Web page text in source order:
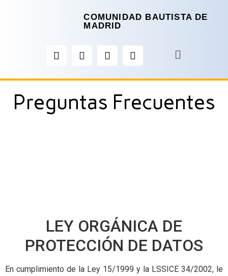
COMUNIDAD BAUTISTA DE
MADRID
Preguntas Frecuentes
LEY ORGÁNICA DE
PROTECCIÓN DE DATOS
En cumplimiento de la Ley 15/1999 y la LSSICE 34/2002, le